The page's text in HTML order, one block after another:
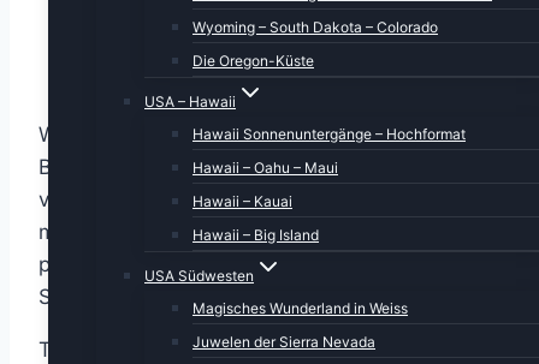
Wyoming – South Dakota – Colorado
Die Oregon-Küste
USA – Hawaii
Hawaii Sonnenuntergänge – Hochformat
Hawaii – Oahu – Maui
Hawaii – Kauai
Hawaii – Big Island
USA Südwesten
Magisches Wunderland in Weiss
Juwelen der Sierra Nevada
Wir begaben uns zeitig zum Frühstück.
Besonders hervorzuheben war die
vollautomatische Kaffeemaschine, die alle
möglichen Sorten einfach auf Knopfdruck
produzierte. Aber auch sonst war die
Speisenauswahl nicht von schlechten Eltern.
Thema/Planung für heute: Der Wave Cave Trail.